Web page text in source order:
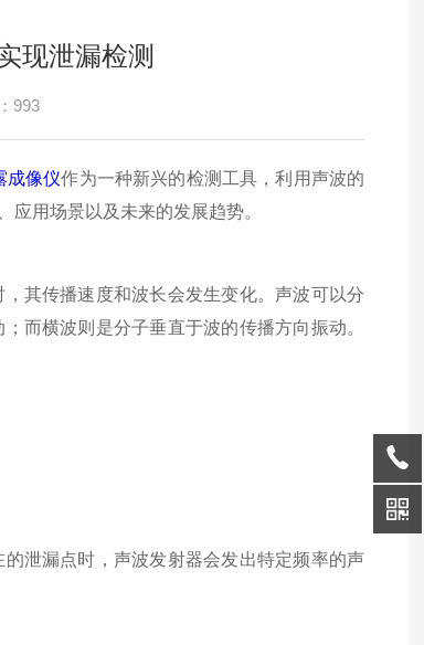
现泄漏检测
993
成像仪作为一种新兴的检测工具，利用声波的
用场景以及未来的发展趋势。
其传播速度和波长会发生变化。声波可以分
而横波则是分子垂直于波的传播方向振动。
泄漏点时，声波发射器会发出特定频率的声